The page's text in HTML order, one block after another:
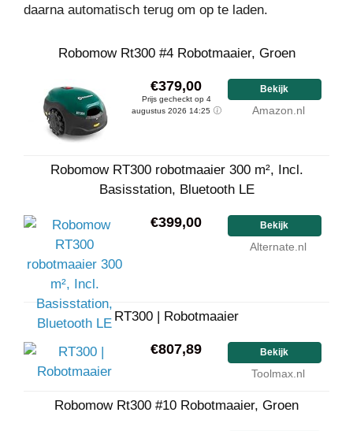
daarna automatisch terug om op te laden.
Robomow Rt300 #4 Robotmaaier, Groen
€379,00
Prijs gecheckt op 4
augustus 2026 14:25
Bekijk
Amazon.nl
Robomow RT300 robotmaaier 300 m², Incl.
Basisstation, Bluetooth LE
€399,00 Bekijk
Alternate.nl
RT300 | Robotmaaier
€807,89 Bekijk
Toolmax.nl
Robomow Rt300 #10 Robotmaaier, Groen